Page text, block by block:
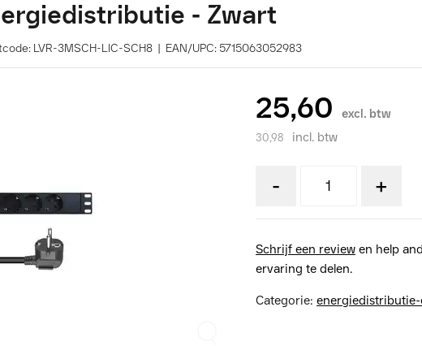
- Zwart
LVR-3MSCH-LIC-SCH8 | EAN/UPC: 5715063052983
25,60 excl. btw
30,98 incl. btw
- +
Schrijf een review en help
ervaring te delen.
Categorie: